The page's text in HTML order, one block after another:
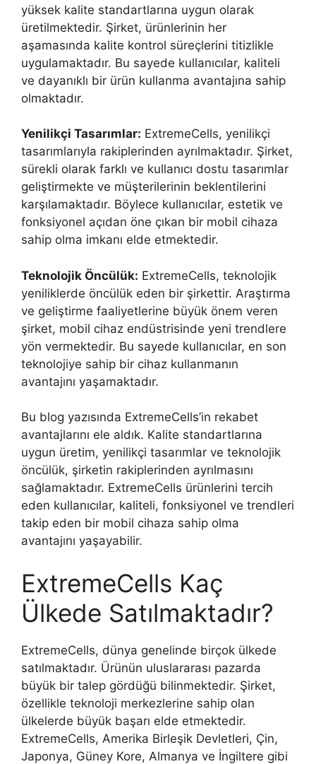
yüksek kalite standartlarına uygun olarak
üretilmektedir. Şirket, ürünlerinin her
aşamasında kalite kontrol süreçlerini titizlikle
uygulamaktadır. Bu sayede kullanıcılar, kaliteli
ve dayanıklı bir ürün kullanma avantajına sahip
olmaktadır.
Yenilikçi Tasarımlar: ExtremeCells, yenilikçi
tasarımlarıyla rakiplerinden ayrılmaktadır. Şirket,
sürekli olarak farklı ve kullanıcı dostu tasarımlar
geliştirmekte ve müşterilerinin beklentilerini
karşılamaktadır. Böylece kullanıcılar, estetik ve
fonksiyonel açıdan öne çıkan bir mobil cihaza
sahip olma imkanı elde etmektedir.
Teknolojik Öncülük: ExtremeCells, teknolojik
yeniliklerde öncülük eden bir şirkettir. Araştırma
ve geliştirme faaliyetlerine büyük önem veren
şirket, mobil cihaz endüstrisinde yeni trendlere
yön vermektedir. Bu sayede kullanıcılar, en son
teknolojiye sahip bir cihaz kullanmanın
avantajını yaşamaktadır.
Bu blog yazısında ExtremeCells’in rekabet
avantajlarını ele aldık. Kalite standartlarına
uygun üretim, yenilikçi tasarımlar ve teknolojik
öncülük, şirketin rakiplerinden ayrılmasını
sağlamaktadır. ExtremeCells ürünlerini tercih
eden kullanıcılar, kaliteli, fonksiyonel ve trendleri
takip eden bir mobil cihaza sahip olma
avantajını yaşayabilir.
ExtremeCells Kaç
Ülkede Satılmaktadır?
ExtremeCells, dünya genelinde birçok ülkede
satılmaktadır. Ürünün uluslararası pazarda
büyük bir talep gördüğü bilinmektedir. Şirket,
özellikle teknoloji merkezlerine sahip olan
ülkelerde büyük başarı elde etmektedir.
ExtremeCells, Amerika Birleşik Devletleri, Çin,
Japonya, Güney Kore, Almanya ve İngiltere gibi